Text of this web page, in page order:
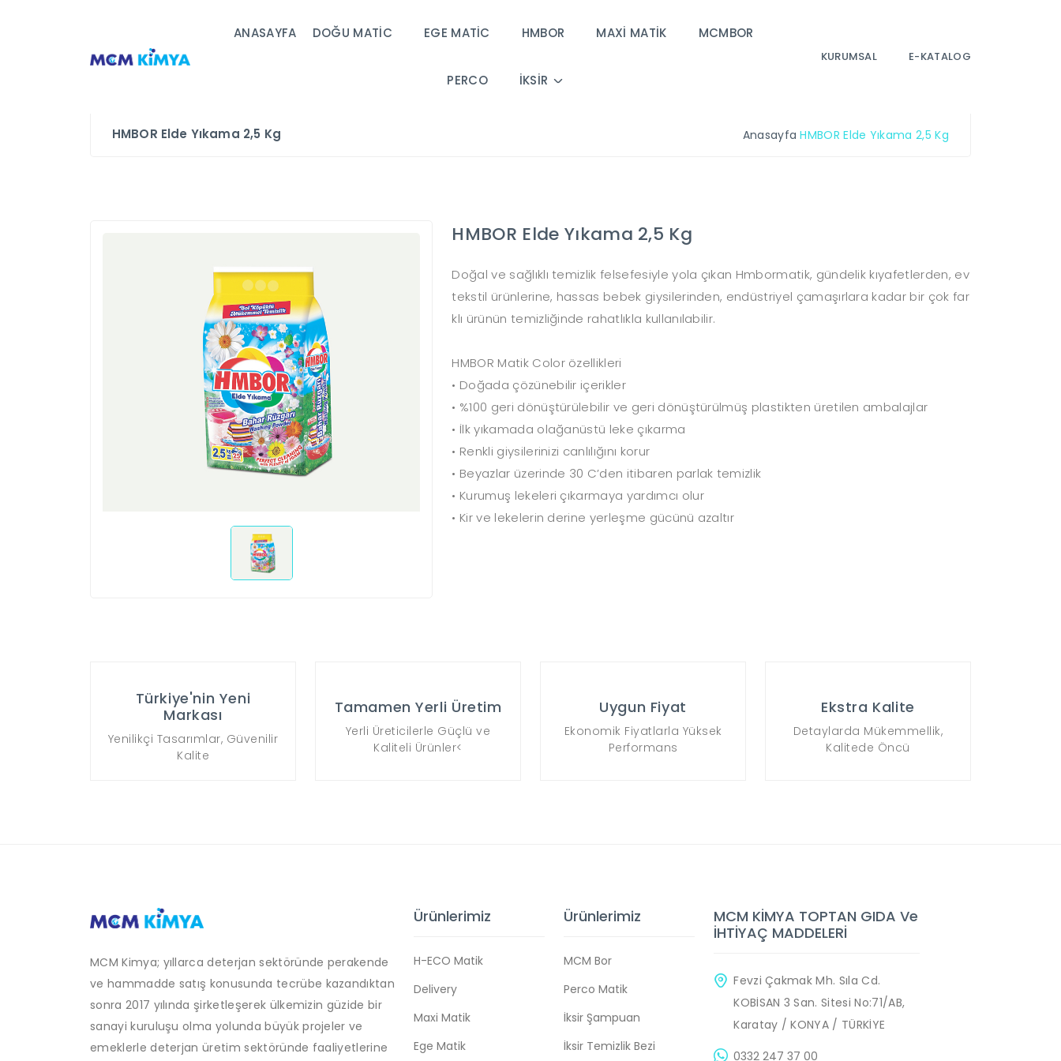
ANASAYFA DOĞU MATİC EGE MATİC HMBOR MAXİ MATİK MCMBOR
PERCO İKSİR
KURUMSAL E-KATALOG
HMBOR Elde Yıkama 2,5 Kg Anasayfa HMBOR Elde Yıkama 2,5 Kg
HMBOR Elde Yıkama 2,5 Kg
Doğal ve sağlıklı temizlik felsefesiyle yola çıkan Hmbormatik, gündelik kıyafetlerden, ev
tekstil ürünlerine, hassas bebek giysilerinden, endüstriyel çamaşırlara kadar bir çok far
klı ürünün temizliğinde rahatlıkla kullanılabilir.
HMBOR Matik Color özellikleri
• Doğada çözünebilir içerikler
• %100 geri dönüştürülebilir ve geri dönüştürülmüş plastikten üretilen ambalajlar
• İlk yıkamada olağanüstü leke çıkarma
• Renkli giysilerinizi canlılığını korur
• Beyazlar üzerinde 30 C’den itibaren parlak temizlik
• Kurumuş lekeleri çıkarmaya yardımcı olur
• Kir ve lekelerin derine yerleşme gücünü azaltır
Türkiye'nin Yeni
Markası
Yenilikçi Tasarımlar, Güvenilir
Kalite
Tamamen Yerli Üretim
Yerli Üreticilerle Güçlü ve
Kaliteli Ürünler<
Uygun Fiyat
Ekonomik Fiyatlarla Yüksek
Performans
Ekstra Kalite
Detaylarda Mükemmellik,
Kalitede Öncü
MCM Kimya; yıllarca deterjan sektöründe perakende
ve hammadde satış konusunda tecrübe kazandıktan
sonra 2017 yılında şirketleşerek ülkemizin güzide bir
sanayi kuruluşu olma yolunda büyük projeler ve
emeklerle deterjan üretim sektöründe faaliyetlerine
Ürünlerimiz
H-ECO Matik
Delivery
Maxi Matik
Ege Matik
Ürünlerimiz
MCM Bor
Perco Matik
İksir Şampuan
İksir Temizlik Bezi
MCM KİMYA TOPTAN GIDA Ve
İHTİYAÇ MADDELERİ
Fevzi Çakmak Mh. Sıla Cd.
KOBİSAN 3 San. Sitesi No:71/AB,
Karatay / KONYA / TÜRKİYE
0332 247 37 00